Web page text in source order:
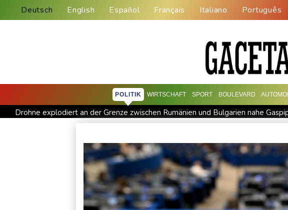
Deutsch English Español Français Italiano Português
POLITIK WIRTSCHAFT SPORT BOULEVARD
Drohne explodiert an der Grenze zwischen Rumänien und Bulgarien nahe
Drohnen über Bundeswehrstandort in Nordrhein-Westfalen gesichtet
Schwimm-EM: Halbisch winkt und springt zu Bronze
Selenskyj: Ukraine hat
Absteiger schlägt Aufsteiger: Heidenheim siegt turbulent